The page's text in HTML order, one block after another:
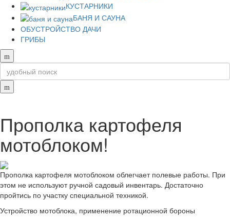
КУСТАРНИКИ
БАНЯ И САУНА
ОБУСТРОЙСТВО ДАЧИ
ГРИБЫ
Прополка картофеля
мотоблоком!
Прополка картофеля мотоблоком облегчает полевые работы. При
этом не используют ручной садовый инвентарь. Достаточно
пройтись по участку специальной техникой.
Устройство мотоблока, применение ротационной бороны